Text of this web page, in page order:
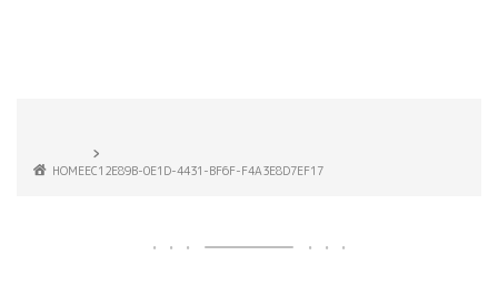
HOMEEC12E89B-0E1D-4431-BF6F-F4A3E8D7EF17